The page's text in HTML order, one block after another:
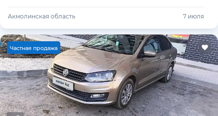
Акмолинская область 7 июля
Частная продажа